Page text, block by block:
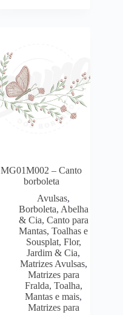
MG01M002 – Canto
borboleta
Avulsas,
Borboleta, Abelha
& Cia, Canto para
Mantas, Toalhas e
Sousplat, Flor,
Jardim & Cia,
Matrizes Avulsas,
Matrizes para
Fralda, Toalha,
Mantas e mais,
Matrizes para